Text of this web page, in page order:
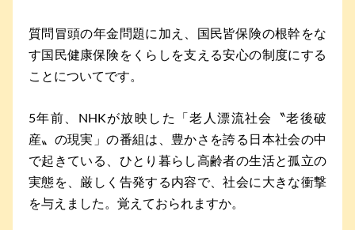
質問冒頭の年金問題に加え、国民皆保険の根幹をな
す国民健康保険をくらしを支える安心の制度にする
ことについてです。
5年前、NHKが放映した「老人漂流社会〝老後破
産〟の現実」の番組は、豊かさを誇る日本社会の中
で起きている、ひとり暮らし高齢者の生活と孤立の
実態を、厳しく告発する内容で、社会に大きな衝撃
を与えました。覚えておられますか。